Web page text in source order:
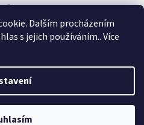
Dalším procházením
s jejich používáním.. Více
cookies